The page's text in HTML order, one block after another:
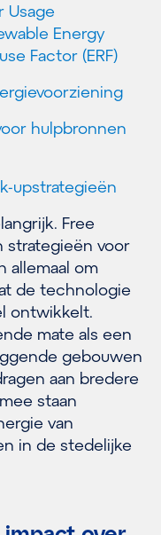
Usage
Energy
Factor (ERF)
hulpbronnen
upstrategieën
Free
strategieën voor
allemaal om
de technologie
ontwikkelt.
mate als een
gebouwen
aan bredere
staan
van
in de stedelijke